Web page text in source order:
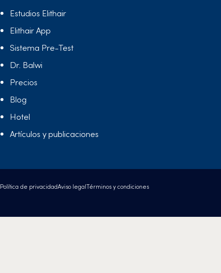
Estudios Elithair
Elithair App
Sistema Pre-Test
Dr. Balwi
Precios
Blog
Hotel
Artículos y publicaciones
Política de privacidadAviso legalTérminos y condiciones